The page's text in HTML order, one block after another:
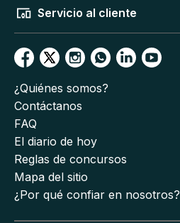
Servicio al cliente
¿Quiénes somos?
Contáctanos
FAQ
El diario de hoy
Reglas de concursos
Mapa del sitio
¿Por qué confiar en nosotros?